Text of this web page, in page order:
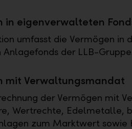
in eigenverwalteten
umfasst die Vermögen in
der LLB-
mit Verwaltungsmandat
der Vermögen mit
Wertrechte, Edelmetalle,
zum Marktwert sowie